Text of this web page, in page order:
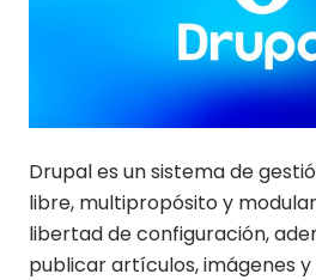
Drupal es un sistema de
libre, multipropósito y
libertad de configuración,
publicar artículos, imágenes